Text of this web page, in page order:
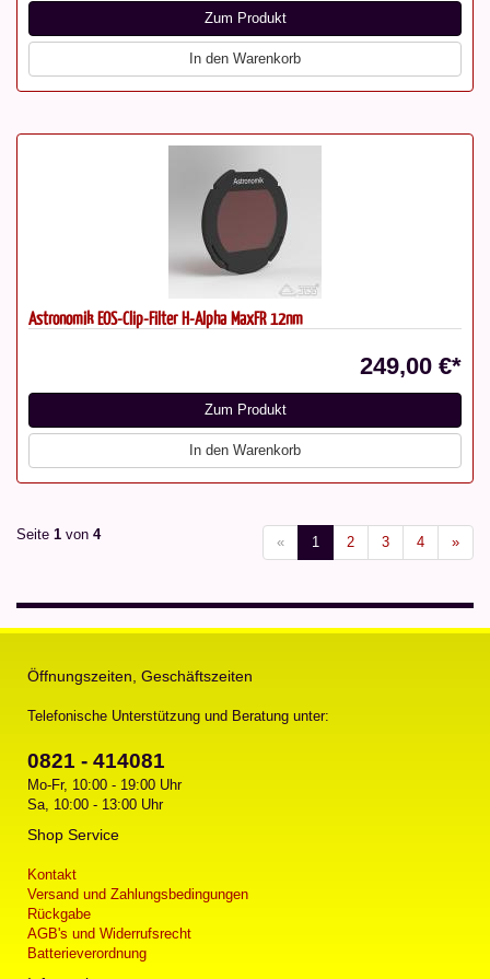
Zum Produkt
In den Warenkorb
Astronomik EOS-Clip-Filter H-Alpha MaxFR 12nm
249,00 €*
Zum Produkt
In den Warenkorb
Seite 1 von 4 « 1 2 3 4 »
Öffnungszeiten, Geschäftszeiten
Telefonische Unterstützung und Beratung unter:
0821 - 414081
Mo-Fr, 10:00 - 19:00 Uhr
Sa, 10:00 - 13:00 Uhr
Shop Service
Kontakt
Versand und Zahlungsbedingungen
Rückgabe
AGB's und Widerrufsrecht
Batterieverordnung